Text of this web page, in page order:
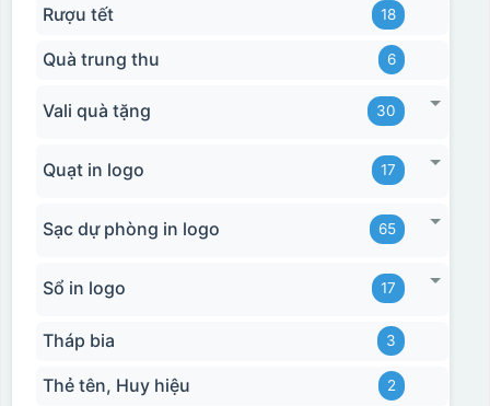
Rượu tết 18
Quà trung thu 6
Vali quà tặng 30
Quạt in logo 17
Sạc dự phòng in logo 65
Sổ in logo 17
Tháp bia 3
Thẻ tên, Huy hiệu 2